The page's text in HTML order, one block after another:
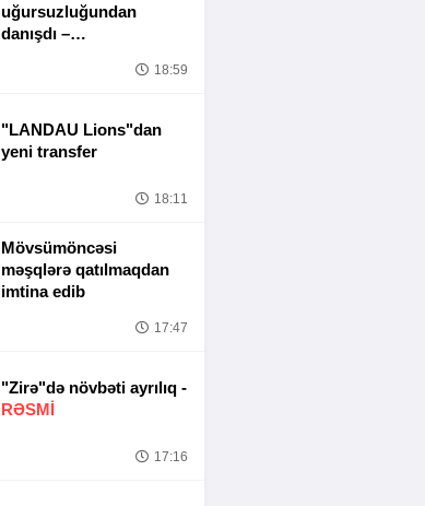
uğursuzluğundan
danışdı –
TAMAMILƏ MƏNIM 18:59
"LANDAU Lions"dan
yeni transfer
18:11
Mövsümöncəsi
məşqlərə qatılmaqdan
imtina edib
17:47
"Zirə"də növbəti ayrılıq -
RƏSMİ
17:16